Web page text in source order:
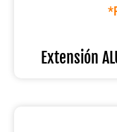
DUST5003
Extensión